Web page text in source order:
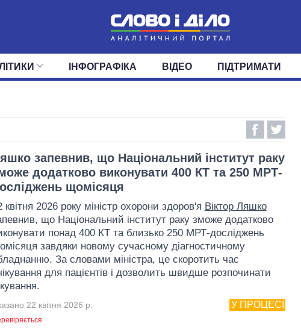
СВІТ
ОКРУГИ
ІНФОГРАФІКА ВІДЕО ПІДТРИМАТИ
запевнив, що Національний інститут раку
додатково виконувати 400 КТ та 250 МРТ-
щомісяця
квітня 2026 року міністр охорони здоров'я Віктор Ляшко
що Національний інститут раку зможе додатково
понад 400 КТ та близько 250 МРТ-досліджень
завдяки новому сучасному діагностичному
За словами міністра, це скоротить час
для пацієнтів і дозволить швидше розпочинати
У ПРОЦЕСІ
22 квітня 2026 р.